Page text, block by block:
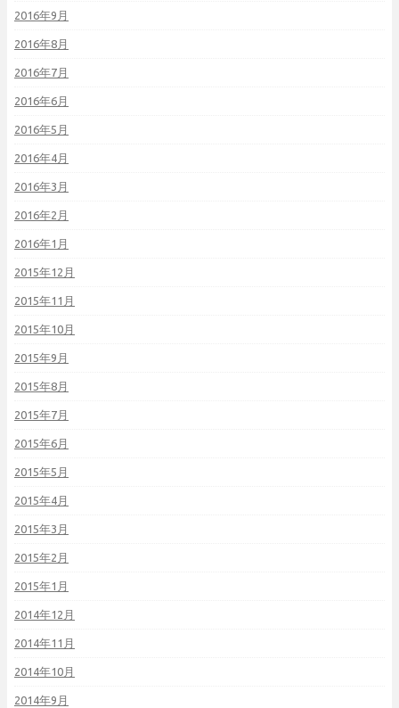
2016年9月
2016年8月
2016年7月
2016年6月
2016年5月
2016年4月
2016年3月
2016年2月
2016年1月
2015年12月
2015年11月
2015年10月
2015年9月
2015年8月
2015年7月
2015年6月
2015年5月
2015年4月
2015年3月
2015年2月
2015年1月
2014年12月
2014年11月
2014年10月
2014年9月